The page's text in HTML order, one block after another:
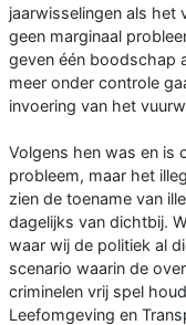
jaarwisselingen als het
geen marginaal
geven één boodschap
meer onder controle
invoering van het
Volgens hen was en is
probleem, maar het
zien de toename van
dagelijks van dichtbij.
waar wij de politiek al
scenario waarin de
criminelen vrij spel
Leefomgeving en